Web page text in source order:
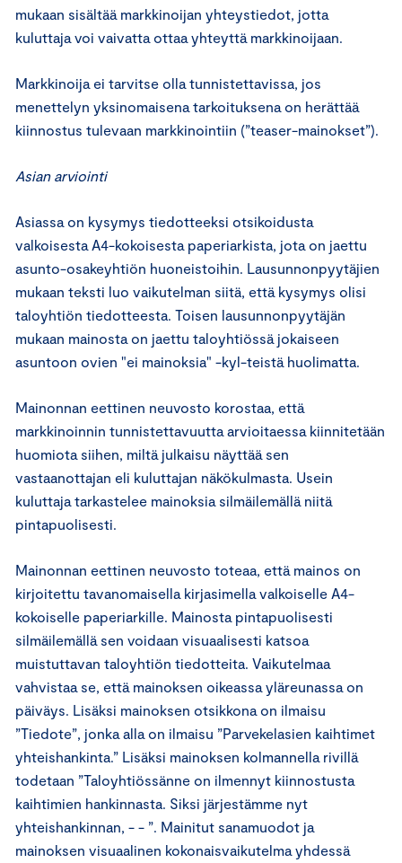
mukaan sisältää markkinoijan yhteystiedot, jotta
kuluttaja voi vaivatta ottaa yhteyttä markkinoijaan.
Markkinoija ei tarvitse olla tunnistettavissa, jos
menettelyn yksinomaisena tarkoituksena on herättää
kiinnostus tulevaan markkinointiin (”teaser-mainokset”).
Asian arviointi
Asiassa on kysymys tiedotteeksi otsikoidusta
valkoisesta A4-kokoisesta paperiarkista, jota on jaettu
asunto-osakeyhtiön huoneistoihin. Lausunnonpyytäjien
mukaan teksti luo vaikutelman siitä, että kysymys olisi
taloyhtiön tiedotteesta. Toisen lausunnonpyytäjän
mukaan mainosta on jaettu taloyhtiössä jokaiseen
asuntoon ovien "ei mainoksia" -kyl-teistä huolimatta.
Mainonnan eettinen neuvosto korostaa, että
markkinoinnin tunnistettavuutta arvioitaessa kiinnitetään
huomiota siihen, miltä julkaisu näyttää sen
vastaanottajan eli kuluttajan näkökulmasta. Usein
kuluttaja tarkastelee mainoksia silmäilemällä niitä
pintapuolisesti.
Mainonnan eettinen neuvosto toteaa, että mainos on
kirjoitettu tavanomaisella kirjasimella valkoiselle A4-
kokoiselle paperiarkille. Mainosta pintapuolisesti
silmäilemällä sen voidaan visuaalisesti katsoa
muistuttavan taloyhtiön tiedotteita. Vaikutelmaa
vahvistaa se, että mainoksen oikeassa yläreunassa on
päiväys. Lisäksi mainoksen otsikkona on ilmaisu
”Tiedote”, jonka alla on ilmaisu ”Parvekelasien kaihtimet
yhteishankinta.” Lisäksi mainoksen kolmannella rivillä
todetaan ”Taloyhtiössänne on ilmennyt kiinnostusta
kaihtimien hankinnasta. Siksi järjestämme nyt
yhteishankinnan, - - ”. Mainitut sanamuodot ja
mainoksen visuaalinen kokonaisvaikutelma yhdessä